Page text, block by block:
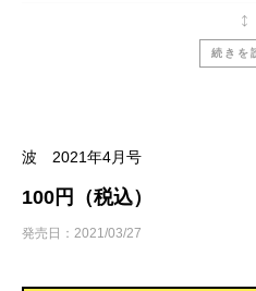
五木寛之『こころの散歩』
「時代の風
川出正樹／なぜを見抜く
周木 律『あしたの官僚』
続きを
波 2021年4月号
100円（税込）
発売日：2021/03/27